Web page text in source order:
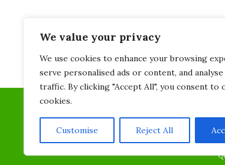
We value your privacy
We use cookies to enhance your browsing
serve personalised ads or content, and
traffic. By clicking "Accept All", you consent to
cookies.
Customise Reject All